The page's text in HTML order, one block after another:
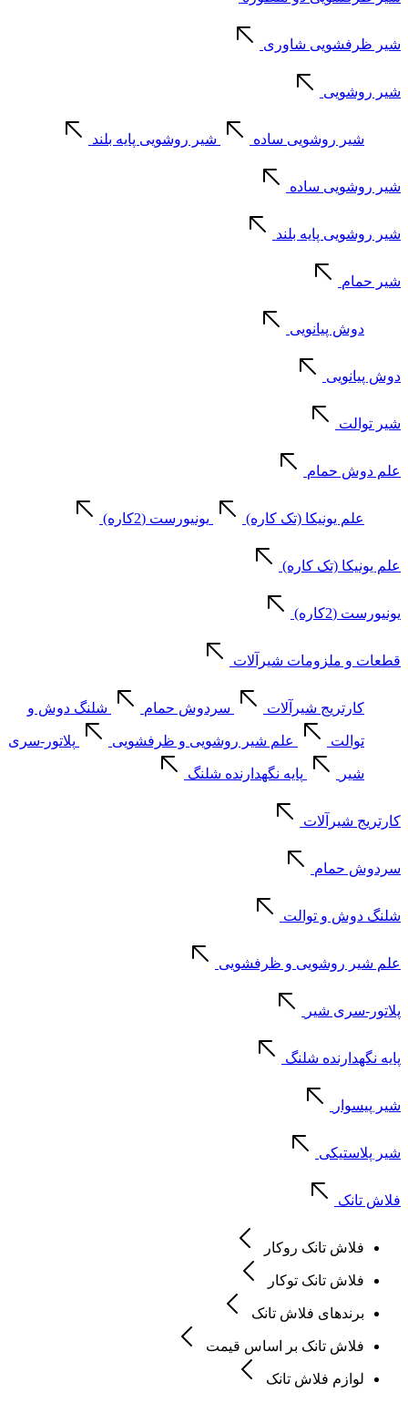
شیر ظرفشویی شاوری
شیر روشویی
شیر روشویی ساده شیر روشویی پایه بلند
شیر روشویی ساده
شیر روشویی پایه بلند
شیر حمام
دوش پیانویی
دوش پیانویی
شیر توالت
علم دوش حمام
علم یونیکا (تک کاره) یونیورست (2کاره)
علم یونیکا (تک کاره)
یونیورست (2کاره)
قطعات و ملزومات شیرآلات
کارتریج شیرآلات سردوش حمام شلنگ دوش و
توالت علم شیر روشویی و ظرفشویی پلاتور-سری
شیر پایه نگهدارنده شلنگ
کارتریج شیرآلات
سردوش حمام
شلنگ دوش و توالت
علم شیر روشویی و ظرفشویی
پلاتور-سری شیر
پایه نگهدارنده شلنگ
شیر پیسوار
شیر پلاستیکی
فلاش تانک
فلاش تانک روکار
فلاش تانک توکار
برندهای فلاش تانک
فلاش تانک بر اساس قیمت
لوازم فلاش تانک